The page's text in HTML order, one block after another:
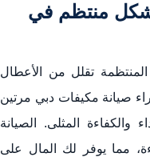
بشكل منتظم في
المنتظمة تقلل من الأعطال
بإجراء صيانة مكيفات دبي مرتين
والكفاءة المثلى. الصيانة
مما يوفر لك المال على